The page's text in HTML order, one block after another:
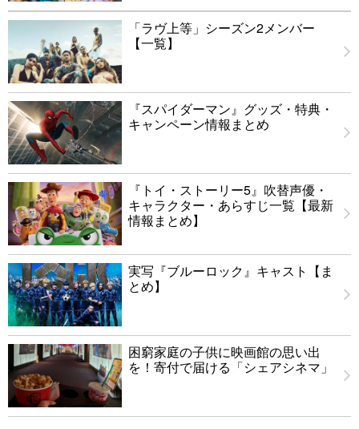
「ラヴ上等」シーズン2メンバー
【一覧】
『スパイダーマン』グッズ・特典・
キャンペーン情報まとめ
『トイ・ストーリー5』吹替声優・
キャラクター・あらすじ一覧【最新
情報まとめ】
実写『ブルーロック』キャスト【ま
とめ】
困窮家庭の子供に映画館の思い出
を！寄付で届ける「シェアシネマ」